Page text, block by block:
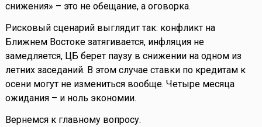
снижения» – это не обещание, а оговорка.
Рисковый сценарий выглядит так: конфликт на
Ближнем Востоке затягивается, инфляция не
замедляется, ЦБ берет паузу в снижении на одном из
летних заседаний. В этом случае ставки по кредитам к
осени могут не измениться вообще. Четыре месяца
ожидания – и ноль экономии.
Вернемся к главному вопросу.